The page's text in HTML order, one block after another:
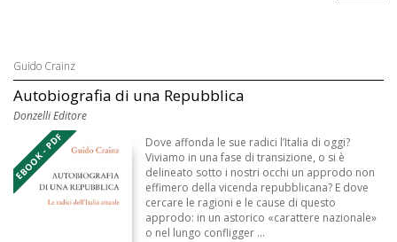
Guido Crainz
Autobiografia di una Repubblica
Donzelli Editore
EBOOK - PDF
Dove affonda le sue radici l’Italia di oggi?
Viviamo in una fase di transizione, o si è
delineato sotto i nostri occhi un approdo non
effimero della vicenda repubblicana? E dove
cercare le ragioni e le cause di questo
approdo: in un astorico «carattere nazionale»
o nel lungo confligger ...